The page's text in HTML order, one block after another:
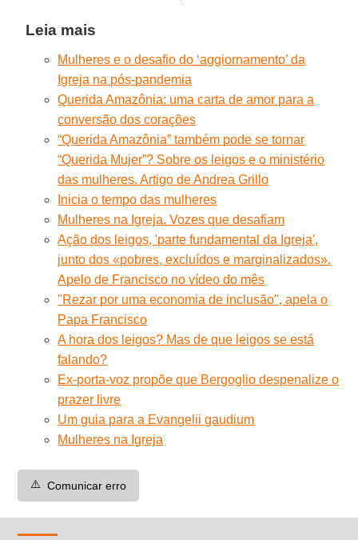
Leia mais
Mulheres e o desafio do ‘aggiornamento’ da
Igreja na pós-pandemia
Querida Amazônia: uma carta de amor para a
conversão dos corações
“Querida Amazônia” também pode se tornar
“Querida Mujer”? Sobre os leigos e o ministério
das mulheres. Artigo de Andrea Grillo
Inicia o tempo das mulheres
Mulheres na Igreja. Vozes que desafiam
Ação dos leigos, 'parte fundamental da Igreja',
junto dos «pobres, excluídos e marginalizados».
Apelo de Francisco no vídeo do mês
"Rezar por uma economia de inclusão", apela o
Papa Francisco
A hora dos leigos? Mas de que leigos se está
falando?
Ex-porta-voz propõe que Bergoglio despenalize o
prazer livre
Um guia para a Evangelii gaudium
Mulheres na Igreja
⚠️ Comunicar erro